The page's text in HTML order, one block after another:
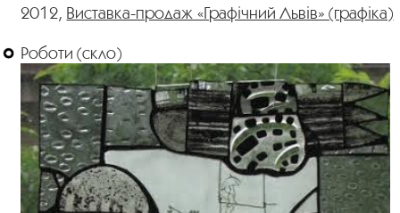
2012, Виставка-продаж «Графічний Львів» (графіка)
Роботи (скло)